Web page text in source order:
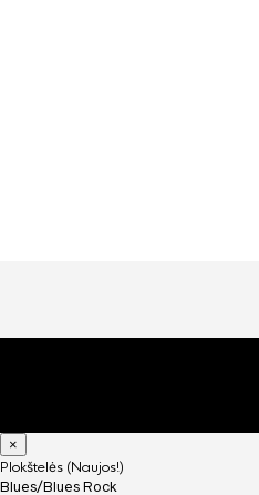
×
Plokštelės (Naujos!)
Blues/Blues Rock